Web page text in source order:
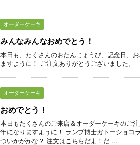
オーダーケーキ
みんなみんなおめでとう！
本日も、たくさんのおたんじょうび、記念日、
ますように！ ご注文ありがとうございました。
オーダーケーキ
おめでとう！
本日もたくさんのご来店＆オーダーケーキのご
年になりますように！ ランプ博士ガトーショコ
ついかがかな？ 注文はこちらだよ！だ ...